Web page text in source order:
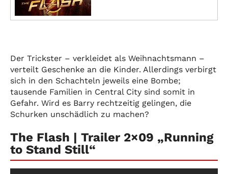
Der Trickster – verkleidet als Weihnachtsmann –
verteilt Geschenke an die Kinder. Allerdings verbirgt
sich in den Schachteln jeweils eine Bombe;
tausende Familien in Central City sind somit in
Gefahr. Wird es Barry rechtzeitig gelingen, die
Schurken unschädlich zu machen?
The Flash | Trailer 2×09 „Running
to Stand Still“